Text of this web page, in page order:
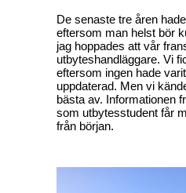
De senaste tre åren
eftersom man helst bör
jag hoppades att vår
utbyteshandläggare. Vi
eftersom ingen hade
uppdaterad. Men vi
bästa av. Informationen
som utbytesstudent får
från början.